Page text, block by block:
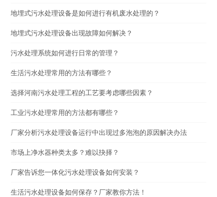
地埋式污水处理设备是如何进行有机废水处理的？
地埋式污水处理设备出现故障如何解决？
污水处理系统如何进行日常的管理？
生活污水处理常用的方法有哪些？
选择河南污水处理工程的工艺要考虑哪些因素？
工业污水处理常用的方法都有哪些？
厂家分析污水处理设备运行中出现过多泡泡的原因解决办法
市场上净水器种类太多？难以抉择？
厂家告诉您一体化污水处理设备如何安装？
生活污水处理设备如何保存？厂家教你方法！